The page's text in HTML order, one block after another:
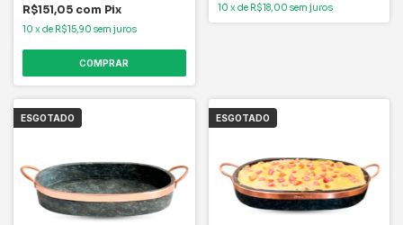
R$151,05 com Pix
10 x de R$15,90 sem juros
10 x de R$18,00 sem juros
ESGOTADO ESGOTADO